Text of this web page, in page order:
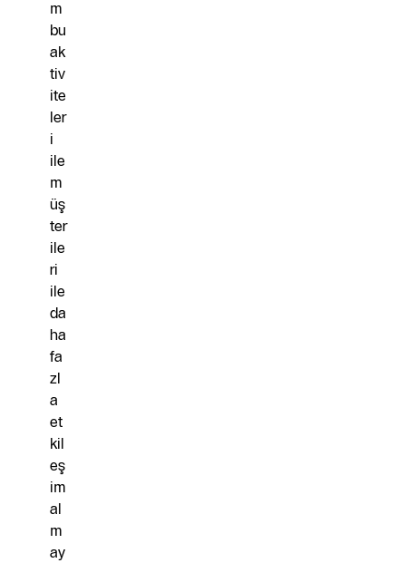
m
bu
ak
tiv
ite
ler
i
ile
m
üş
ter
ile
ri
ile
da
ha
fa
zl
a
et
kil
eş
im
al
m
ay